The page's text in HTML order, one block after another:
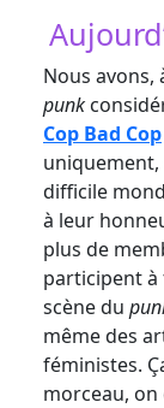
Nous avons,
punk
Cop Bad Cop
difficile
à leur
plus de
participent
scène du
même des
féministes.
morceau, on